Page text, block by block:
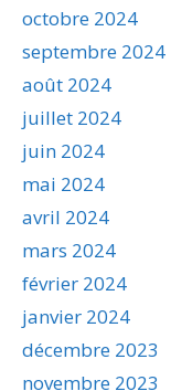
octobre 2024
septembre 2024
août 2024
juillet 2024
juin 2024
mai 2024
avril 2024
mars 2024
février 2024
janvier 2024
décembre 2023
novembre 2023